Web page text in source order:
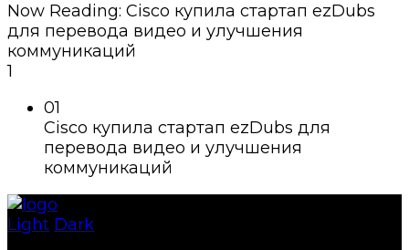
Now Reading: Cisco купила стартап ezDubs
для перевода видео и улучшения
коммуникаций
1
01
Cisco купила стартап ezDubs для
перевода видео и улучшения
коммуникаций
Light Dark